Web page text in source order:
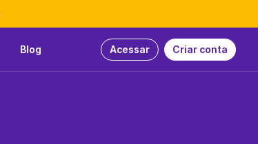
Blog Acessar Criar conta